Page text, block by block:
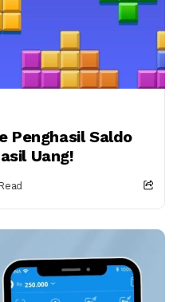
Penghasil Saldo
Uang!